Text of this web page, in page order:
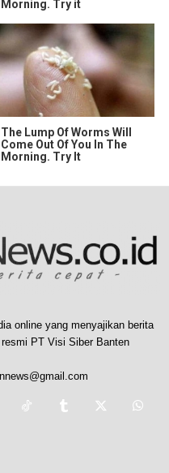
Morning. Try it
The Lump Of Worms Will
Come Out Of You In The
Morning. Try It
online yang menyajikan berita
PT Visi Siber Banten